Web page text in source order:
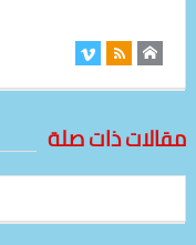
مقالات ذات صلة